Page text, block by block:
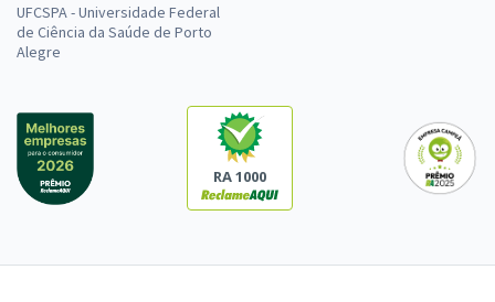
UFCSPA - Universidade Federal
de Ciência da Saúde de Porto
Alegre
RA 1000